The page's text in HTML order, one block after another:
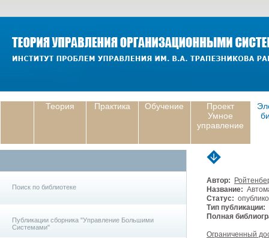
Теория Практика Обучение
Проект
Умное
управление
Поиск по библиотеке
Публикации сборника "Управление Большими
Системами"
Автор:
Название:
Статус:
Тип публикации:
Полная
Ограниченный